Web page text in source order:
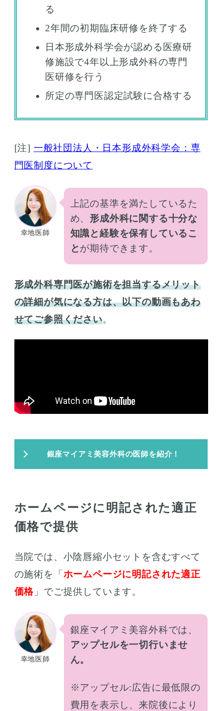
る
2年間の初期臨床研修を終了する
日本形成外科学会が認める医療研
修施設で4年以上形成外科の専門
医研修を行う
所定の専門医認定試験に合格する
[注] 一般社団法人・日本形成外科学会：専
門医制度について
幸地医師
上記の基準を満たしているた
め、 形成外科に関する十分な
知識と経験を保有しているこ
とが期待できます。
形成外科専門医が施術を担当するメリット
の詳細が気になる方は、以下の動画もあわ
せてご参照ください。
銀座マイアミ美容外科の医師を紹介！
ホームページに明記された適正
価格で提供
当院では、小陰唇縮小セットを含むすべて
の施術を「 ホームページに明記された適正
価格 」でご提供しています。
幸地医師
銀座マイアミ美容外科では、
アップセルを一切行いませ
ん。
※アップセル:広告に最低限の
費用を表示し、来院後により